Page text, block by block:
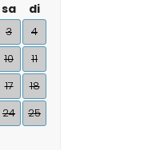
sa di
3
4
10
11
17
18
24
25